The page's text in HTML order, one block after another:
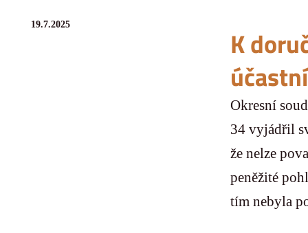
19.7.2025
K
Okresní
34 vyjádřil
že nelze
peněžité
tím nebyla